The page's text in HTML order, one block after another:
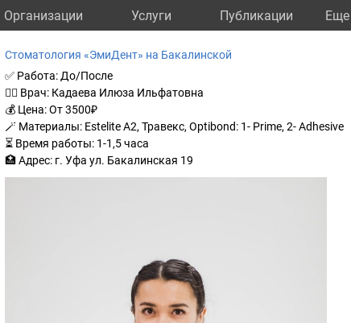
Организации Услуги Публикации Eще
Стоматология «ЭмиДент» на Бакалинской
✅ Работа: До/После
🧑‍⚕ Врач: Кадаева Илюза Ильфатовна
💰 Цена: От 3500₽
🪄 Материалы: Estelite A2, Травекс, Optibond: 1- Prime, 2- Adhesive
⏳ Время работы: 1-1,5 часа
🏥 Адрес: г. Уфа ул. Бакалинская 19